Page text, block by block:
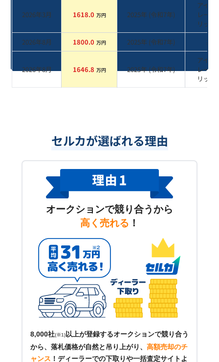
2026年3月 1618.0 万円 2025年 (令和7年)
アイス
レーメ
リック
2026年8月
1800.0 万円 2025年 (令和7年) 系
2026年8月 1646.8 万円 2025年 (令和7年)
アイス
レーメ
リック
セルカが選ばれる理由
オークションで競り合うから
高く売れる ！
8,000社(※1) 以上が登録するオークションで競り合う
から、落札価格が自然と吊り上がり、 高額売却のチ
ャンス ！ ディーラーでの下取りや一括査定サイトよ